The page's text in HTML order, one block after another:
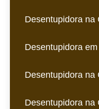
Desentupidora na
Desentupidora
Desentupidora na
Desentupidora na